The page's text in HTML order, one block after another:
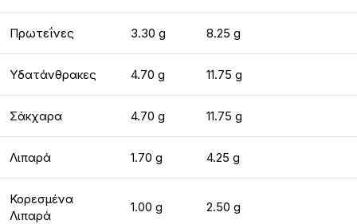
Πρωτεΐνες 3.30 g 8.25 g
Υδατάνθρακες 4.70 g 11.75 g
Σάκχαρα 4.70 g 11.75 g
Λιπαρά 1.70 g 4.25 g
Κορεσμένα
Λιπαρά
1.00 g 2.50 g